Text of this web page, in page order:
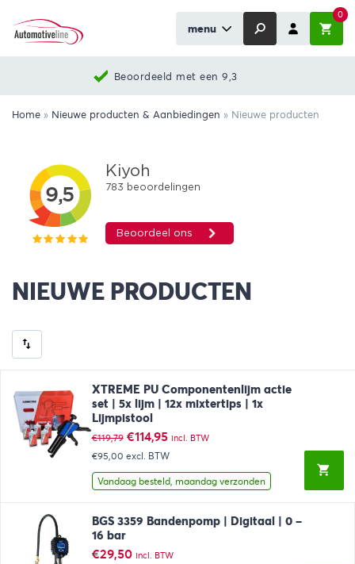
menu
0
Beoordeeld met een 9,3
Home » Nieuwe producten & Aanbiedingen » Nieuwe producten
NIEUWE PRODUCTEN
XTREME PU Componentenlijm actie
set | 5x lijm | 12x mixtertips | 1x
Lijmpistool
€119,79 Oorspronkelijke
prijs
was:
€119,79.
€114,95Huidige
prijs
is:
€114,95.
incl. BTW
€95,00 excl. BTW
Vandaag besteld, maandag verzonden
BGS 3359 Bandenpomp | Digitaal | 0 –
16 bar
€29,50 incl. BTW